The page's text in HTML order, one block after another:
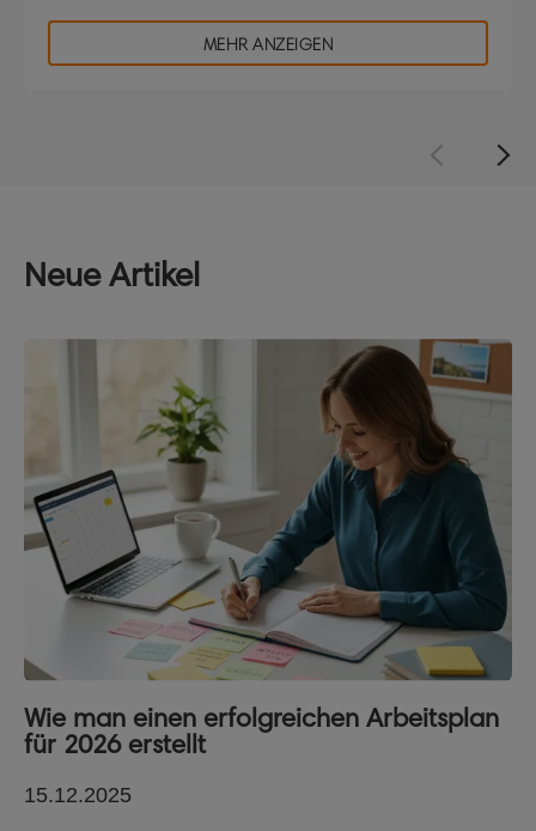
MEHR ANZEIGEN
Neue Artikel
Wie man einen erfolgreichen Arbeitsplan
für 2026 erstellt
15.12.2025